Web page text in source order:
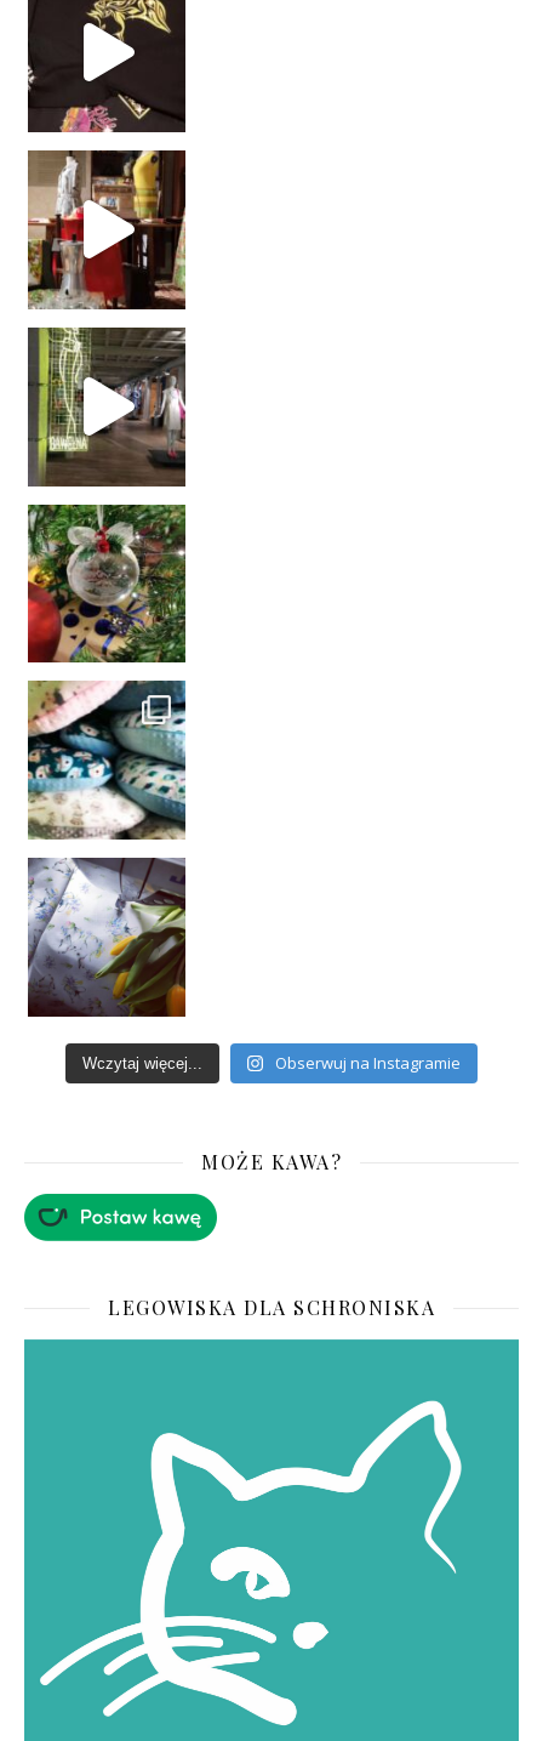
Wczytaj więcej... Obserwuj na Instagramie
MOŻE KAWA?
LEGOWISKA DLA SCHRONISKA